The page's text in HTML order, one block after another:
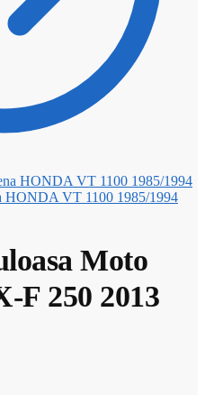
HONDA VT 1100 1985/1994
Moto
F 250 2013